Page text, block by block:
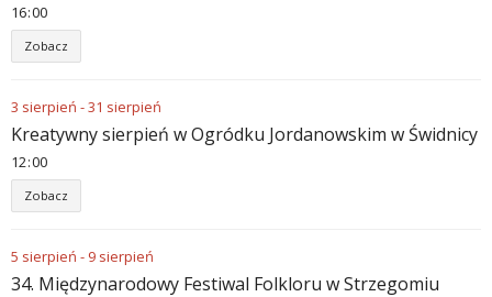
16 00
Zobacz
3 sierpień -31 sierpień
Kreatywny sierpień w Ogródku Jordanowskim w Świdnicy
12 00
Zobacz
5 sierpień - 9 sierpień
34. Międzynarodowy Festiwal Folkloru w Strzegomiu